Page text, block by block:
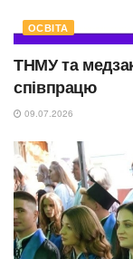
ОСВІТА
ТНМУ та
співпрацю
09.07.2026